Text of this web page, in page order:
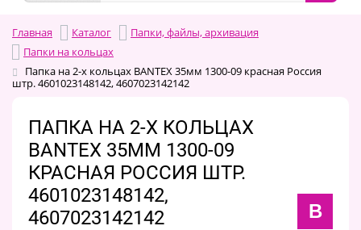
Главная Каталог
Папки, файлы, архивация
Папки на кольцах
Папка на 2-х кольцах BANTEX 35мм 1300-09 красная Россия
штр. 4601023148142, 4607023142142
ПАПКА НА 2-Х КОЛЬЦАХ
BANTEX 35ММ 1300-09
КРАСНАЯ РОССИЯ ШТР.
4601023148142,
4607023142142
B